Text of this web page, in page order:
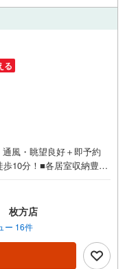
る
通風・眺望良好＋即予約
10分！■各居室収納豊富
近くて買い物に便利！
間で広々とご利用いただ
ど洋室を多目的に利用
で換気もバッチリで
も安心して遊べます
ッキリしています 立地・
枚方店
ー 16件